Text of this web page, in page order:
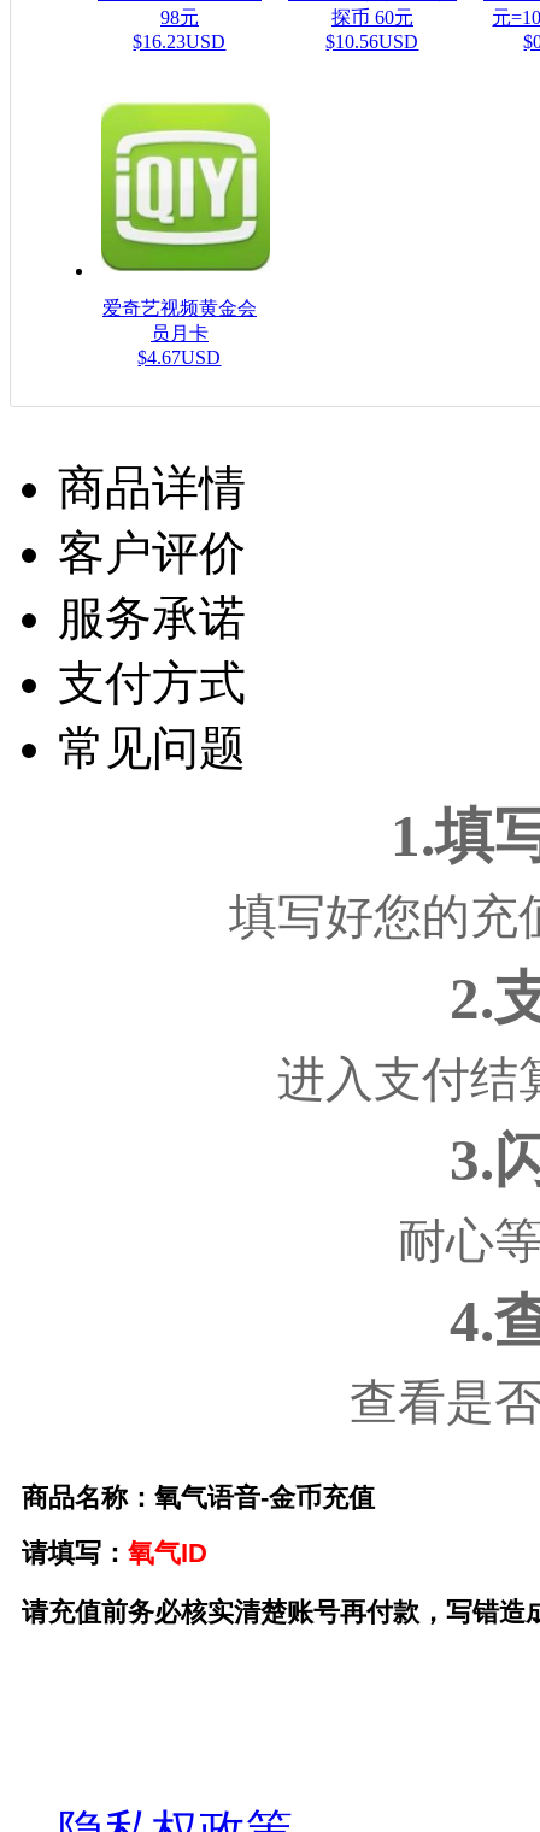
98元
$16.23USD
探币 60元
$10.56USD
元
爱奇艺视频黄金会
员月卡
$4.67USD
商品详情
客户评价
服务承诺
支付方式
常见问题
1.填
填写好您的充
2.
进入支付结
3.
耐心
4.
查看是
商品名称：氧气语音-金币充值
请填写 ： 氧气ID
请充值前务必核实清楚账号再付款，写错造